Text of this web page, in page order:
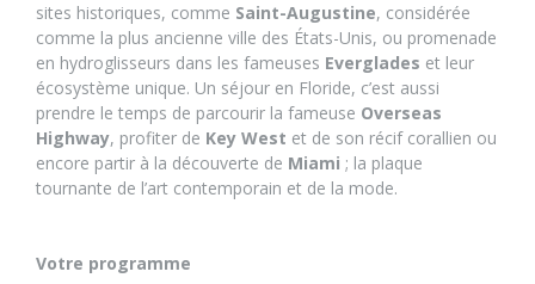
sites historiques, comme Saint-Augustine, considérée
comme la plus ancienne ville des États-Unis, ou promenade
en hydroglisseurs dans les fameuses Everglades et leur
écosystème unique. Un séjour en Floride, c’est aussi
prendre le temps de parcourir la fameuse Overseas
Highway, profiter de Key West et de son récif corallien ou
encore partir à la découverte de Miami ; la plaque
tournante de l’art contemporain et de la mode.
Votre programme